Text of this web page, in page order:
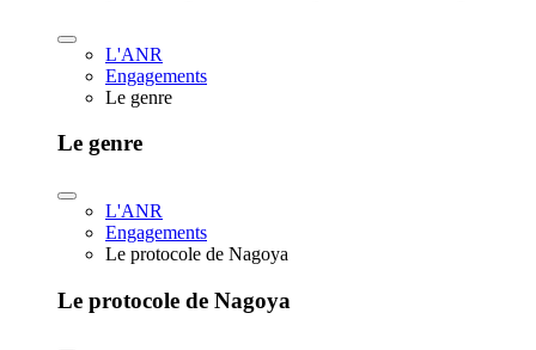
L'ANR
Engagements
Le genre
Le genre
L'ANR
Engagements
Le protocole de Nagoya
Le protocole de Nagoya